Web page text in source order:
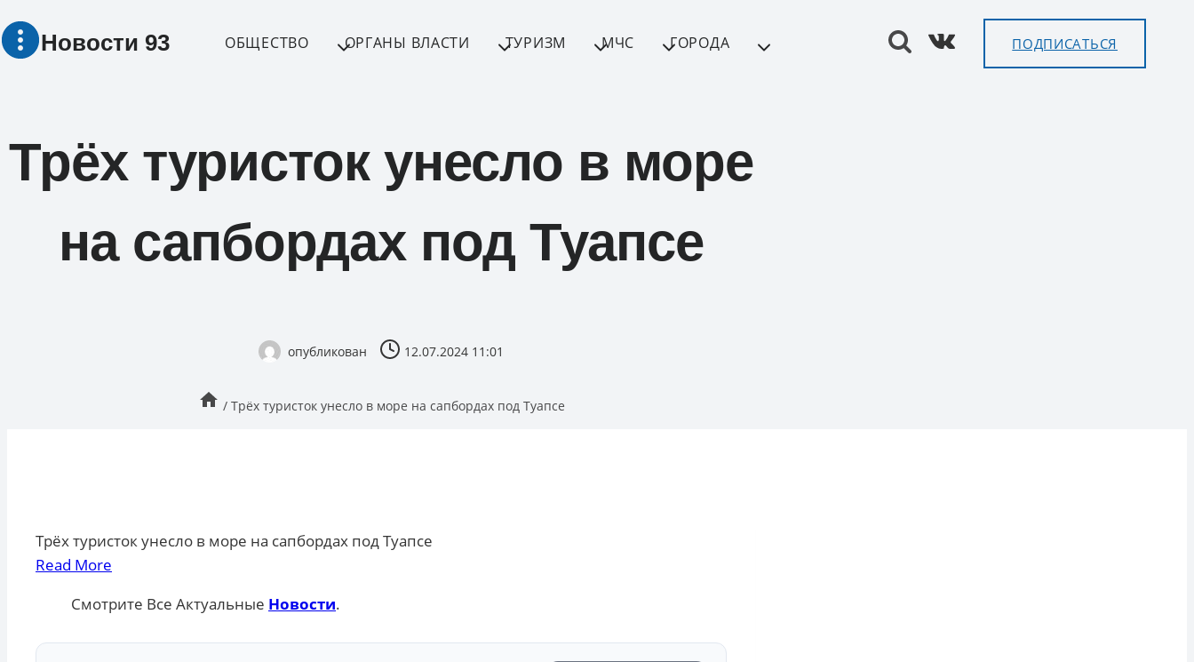
Перейти
Новости 93 ОБЩЕСТВО ОРГАНЫ ВЛАСТИ ТУРИЗМ МЧС ГОРОДА ПОДПИСАТЬСЯ
Трёх туристок унесло в море
на сапбордах под Туапсе
опубликован 12.07.2024 11:01
/ Трёх туристок унесло в море на сапбордах под Туапсе
Трёх туристок унесло в море на сапбордах под Туапсе
Read More
Смотрите Все Актуальные Новости.